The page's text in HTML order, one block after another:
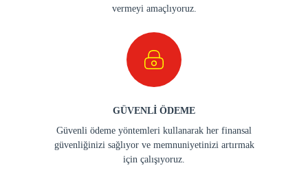
vermeyi amaçlıyoruz.
GÜVENLİ ÖDEME
Güvenli ödeme yöntemleri kullanarak her finansal
güvenliğinizi sağlıyor ve memnuniyetinizi artırmak
için çalışıyoruz.